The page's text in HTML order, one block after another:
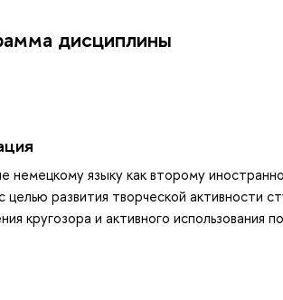
дисциплины
немецкому языку как второму
целью развития творческой активности
кругозора и активного использования